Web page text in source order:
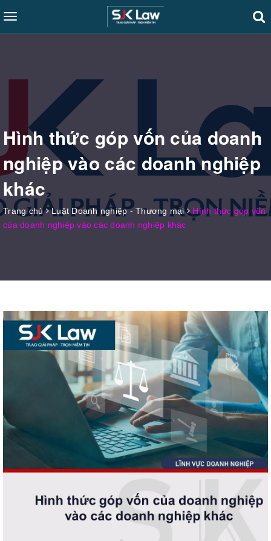
Toggle
navigation
Hình thức góp vốn của doanh
nghiệp vào các doanh nghiệp
khác
Trang chủ Luật Doanh nghiệp - Thương mại
Hình thức góp vốn
của doanh nghiệp vào các doanh nghiệp khác